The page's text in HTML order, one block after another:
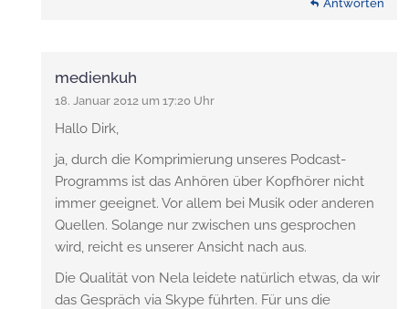
Antworten
medienkuh
18. Januar 2012 um 17:20 Uhr
Hallo Dirk,
ja, durch die Komprimierung unseres Podcast-
Programms ist das Anhören über Kopfhörer nicht
immer geeignet. Vor allem bei Musik oder anderen
Quellen. Solange nur zwischen uns gesprochen
wird, reicht es unserer Ansicht nach aus.
Die Qualität von Nela leidete natürlich etwas, da wir
das Gespräch via Skype führten. Für uns die